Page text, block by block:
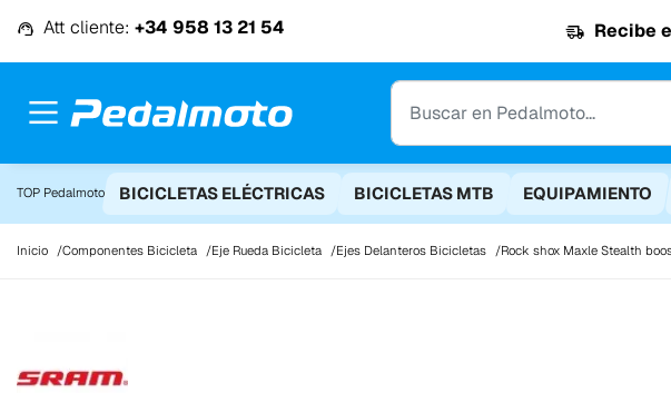
Att cliente: +34 958 13 21 54 Recibe
TOP Pedalmoto BICICLETAS ELÉCTRICAS BICICLETAS MTB EQUIPAMIENTO
Inicio Componentes Bicicleta Eje Rueda Bicicleta Ejes Delanteros Bicicletas Rock shox Maxle Stealth